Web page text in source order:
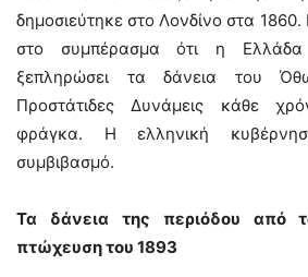
δημοσιεύτηκε στο Λονδίνο στα
στο συμπέρασμα ότι η
ξεπληρώσει τα δάνεια του
Προστάτιδες Δυνάμεις κάθε
φράγκα. Η ελληνική
συμβιβασμό.
Τα δάνεια της περιόδου από
πτώχευση του 1893